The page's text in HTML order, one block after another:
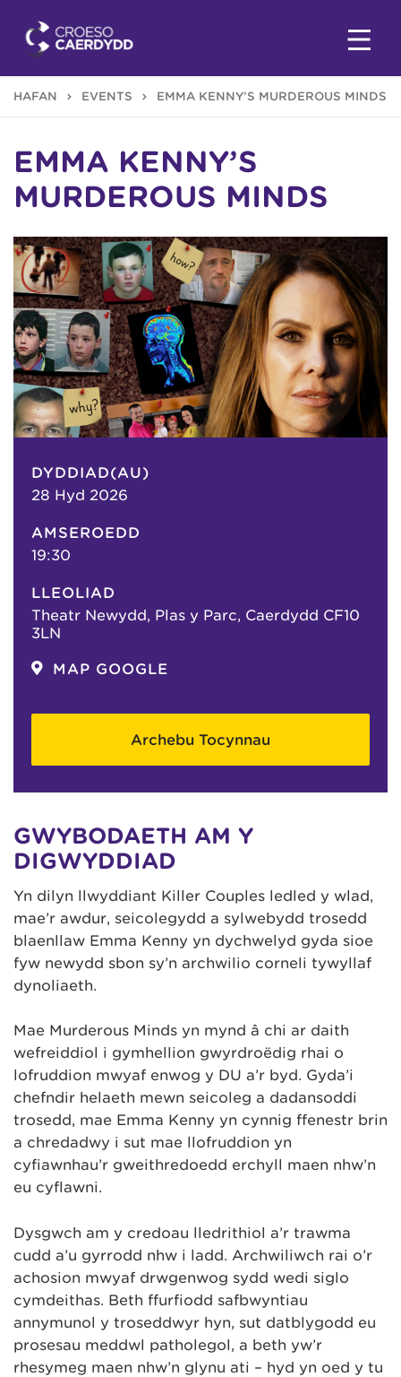
HAFAN EVENTS EMMA KENNY’S MURDEROUS MINDS
EMMA KENNY’S
MURDEROUS MINDS
DYDDIAD(AU)
28 Hyd 2026
AMSEROEDD
19:30
LLEOLIAD
Theatr Newydd, Plas y Parc, Caerdydd CF10
3LN
MAP GOOGLE
Archebu Tocynnau
GWYBODAETH AM Y
DIGWYDDIAD
Yn dilyn llwyddiant Killer Couples ledled y wlad,
mae’r awdur, seicolegydd a sylwebydd trosedd
blaenllaw Emma Kenny yn dychwelyd gyda sioe
fyw newydd sbon sy’n archwilio corneli tywyllaf
dynoliaeth.
Mae Murderous Minds yn mynd â chi ar daith
wefreiddiol i gymhellion gwyrdroëdig rhai o
lofruddion mwyaf enwog y DU a’r byd. Gyda’i
chefndir helaeth mewn seicoleg a dadansoddi
trosedd, mae Emma Kenny yn cynnig ffenestr brin
a chredadwy i sut mae llofruddion yn
cyfiawnhau’r gweithredoedd erchyll maen nhw’n
eu cyflawni.
Dysgwch am y credoau lledrithiol a’r trawma
cudd a’u gyrrodd nhw i ladd. Archwiliwch rai o’r
achosion mwyaf drwgenwog sydd wedi siglo
cymdeithas. Beth ffurfiodd safbwyntiau
annymunol y troseddwyr hyn, sut datblygodd eu
prosesau meddwl patholegol, a beth yw’r
rhesymeg maen nhw’n glynu ati – hyd yn oed y tu